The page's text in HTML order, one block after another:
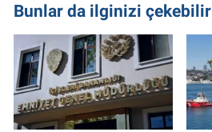
Bunlar da ilginizi çekebilir